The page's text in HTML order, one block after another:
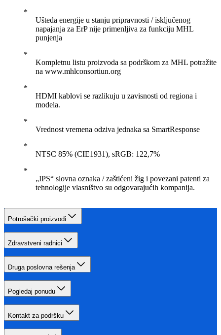
Ušteda energije u stanju pripravnosti / isključenog
napajanja za ErP nije primenljiva za funkciju MHL
punjenja
Kompletnu listu proizvoda sa podrškom za MHL potražite
na www.mhlconsortiun.org
HDMI kablovi se razlikuju u zavisnosti od regiona i
modela.
Vrednost vremena odziva jednaka sa SmartResponse
NTSC 85% (CIE1931), sRGB: 122,7%
„IPS“ slovna oznaka / zaštićeni žig i povezani patenti za
tehnologije vlasništvo su odgovarajućih kompanija.
Potrošački proizvodi
Zdravstveni radnici
Druga poslovna rešenja
Pogledaj ponudu
Kontakt za podršku